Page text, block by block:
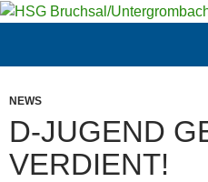
Zum
NEWS
D-JUGEND
VERDIENT!